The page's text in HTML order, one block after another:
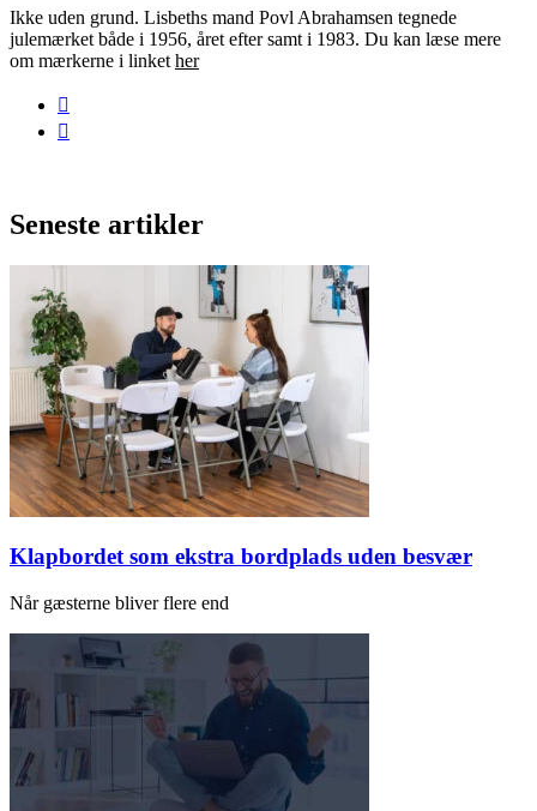
Ikke uden grund. Lisbeths mand Povl Abrahamsen tegnede
julemærket både i 1956, året efter samt i 1983. Du kan læse mere
om mærkerne i linket her
Seneste artikler
Klapbordet som ekstra bordplads uden besvær
Når gæsterne bliver flere end